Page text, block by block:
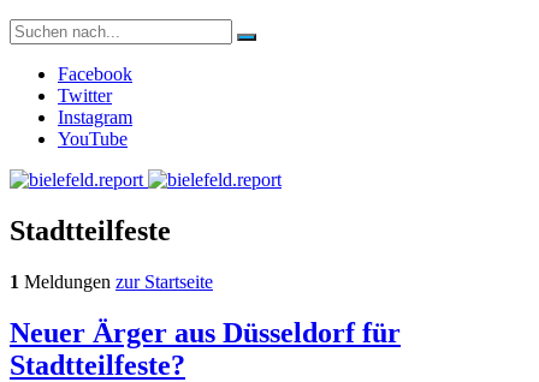
Suche
nach:
Facebook
Twitter
Instagram
YouTube
Stadtteilfeste
1 Meldungen zur Startseite
Neuer Ärger aus Düsseldorf für
Stadtteilfeste?